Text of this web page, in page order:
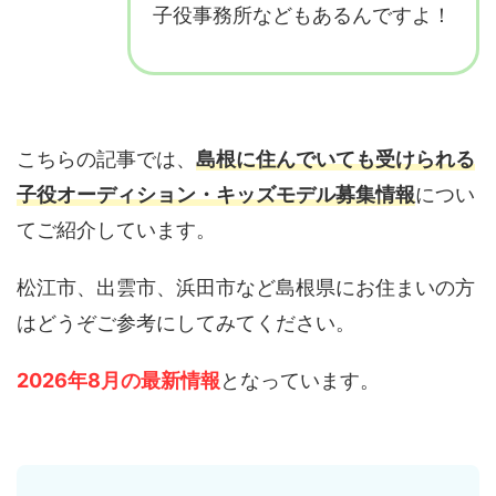
子役事務所などもあるんですよ！
こちらの記事では、 島根に住んでいても受けられる
子役オーディション・キッズモデル募集情報につい
てご紹介しています。
松江市、出雲市、浜田市など島根県にお住まいの方
はどうぞご参考にしてみてください。
2026年8月の最新情報となっています。